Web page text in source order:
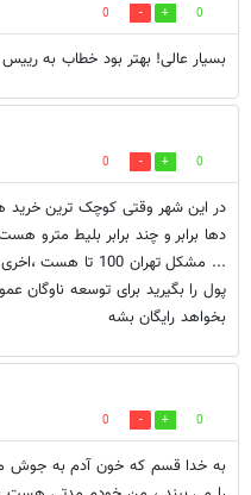
0
0
بسیار عالی! بهتر بود خطاب به
0
0
در این شهر وقتی کوچک ترین
دها برابر و چند برابر بلیط مترو
... مشکل تهران
پول را بگیرید برای توسعه ناوگان
بخواهد رایگان بشه
0
0
به خدا قسم که خون آدم به جوش